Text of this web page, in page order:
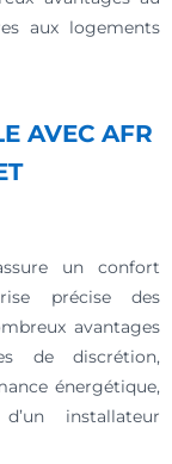
aux logements
AVEC AFR
un confort
précise des
avantages
de discrétion,
énergétique,
installateur